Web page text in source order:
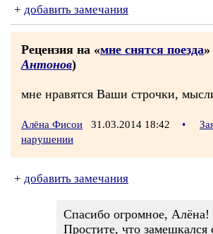
+ добавить замечания
Рецензия на «мне снятся поезда»
Антонов)
мне нравятся Ваши строчки,
Алёна Фисои 31.03.2014 18:42 •
нарушении
+ добавить замечания
Спасибо огромное,
Простите, что замешкался